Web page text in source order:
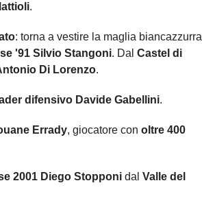
.
: torna a vestire la maglia biancazzurra
'91 Silvio Stangoni. Dal Castel di
Di Lorenzo.
difensivo Davide Gabellini.
Errady, giocatore con oltre 400
2001 Diego Stopponi dal Valle del